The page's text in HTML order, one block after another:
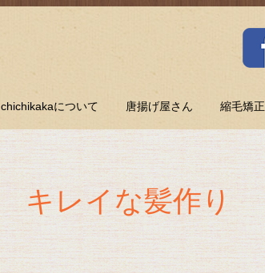
chichikakaについて 唐揚げ屋さん 縮毛矯正
キレイな髪作り